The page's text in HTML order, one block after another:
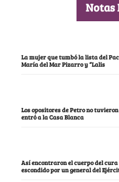
Notas
La mujer que tumbó la lista del
María del Mar Pizarro y “Lalis
Los opositores de Petro no
entró a la Casa Blanca
Así encontraron el cuerpo del cura
escondido por un general del